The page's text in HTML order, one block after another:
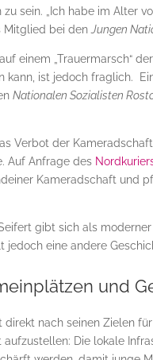
sein. „Ich habe im Alter
Mitglied bei den Jungen
einem „Trauermarsch“
kann, ist jedoch fraglich.
Nationalen Sozialisten
Verbot der
Auf Anfrage des
Kameradschaft und
gibt sich als
jedoch eine andere
und
nach seinen Zielen
Die lokale